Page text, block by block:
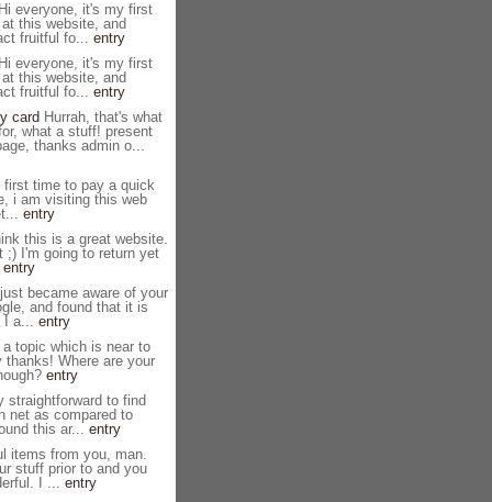
everyone, it's my first
this website, and
fruitful fo... entry
everyone, it's my first
this website, and
fruitful fo... entry
card Hurrah, that's what
what a stuff! present
thanks admin o...
time to pay a quick
i am visiting this web
entry
this is a great website.
;) I'm going to return yet
entry
became aware of your
and found that it is
I a... entry
topic which is near to
Where are your
entry
to find
net as compared to
this ar... entry
items from you, man.
stuff prior to and you
I ... entry